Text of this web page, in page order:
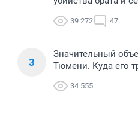
39 272 47
3
Значительный
Тюмени. Куда его
34 555